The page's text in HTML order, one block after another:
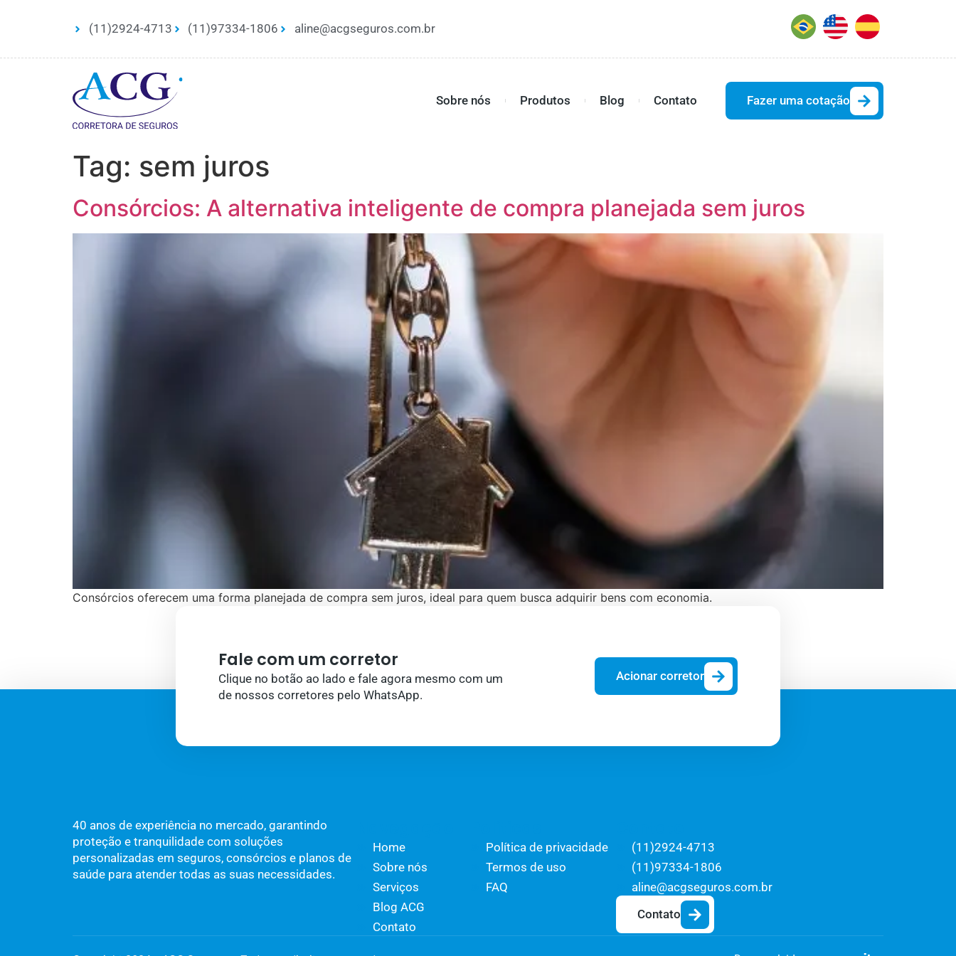
(11)2924-4713 (11)97334-1806 aline@acgseguros.com.br
Sobre nós Produtos Blog Contato Fazer uma cotação
Tag: sem juros
Consórcios: A alternativa inteligente de compra planejada sem juros
Consórcios oferecem uma forma planejada de compra sem juros, ideal para quem busca adquirir bens com economia.
Fale com um corretor
Clique no botão ao lado e fale agora mesmo com um
de nossos corretores pelo WhatsApp.
Acionar corretor
40 anos de experiência no mercado, garantindo
proteção e tranquilidade com soluções
personalizadas em seguros, consórcios e planos de
saúde para atender todas as suas necessidades.
Home
Sobre nós
Serviços
Blog ACG
Contato
Política de privacidade
Termos de uso
FAQ
(11)2924-4713
(11)97334-1806
aline@acgseguros.com.br
Contato